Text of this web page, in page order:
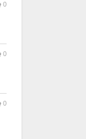
0
0
0